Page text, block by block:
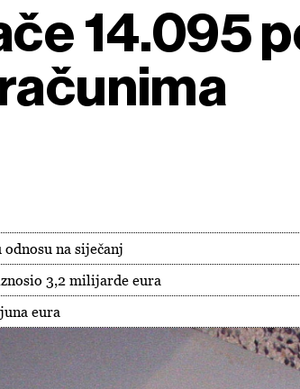
14.095
odnosu na siječanj
3,2 milijarde eura
eura